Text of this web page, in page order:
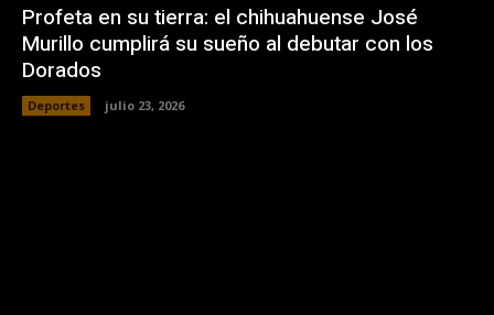
Profeta en su tierra: el chihuahuense José
Murillo cumplirá su sueño al debutar con los
Dorados
Deportes julio 23, 2026